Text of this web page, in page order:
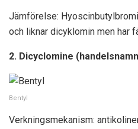
Jämförelse:
och liknar dicyklomin men har
2. Dicyclomine
Bentyl
Verkningsmekanism: